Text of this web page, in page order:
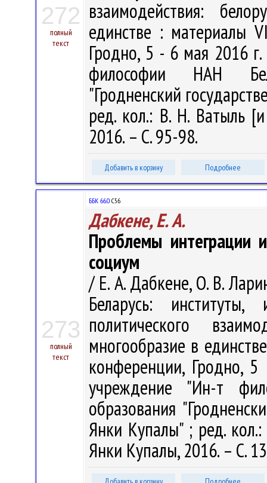
272
полный
текст
взаимодействия:
единстве : материалы
Гродно, 5 - 6 мая 2016
философии НАН
"Гродненский
ред. кол.: В. Н. Ватыль
2016. – С. 95-98.
Добавить в корзину Подробнее
273
полный
текст
ББК 66.0 С56
Дабкене, Е. А.
Проблемы интеграции
социум
/ Е. А. Дабкене, О. В.
Беларусь:
политического
многообразие в
конференции, Гродно,
учреждение "Ин-т
образования
Янки Купалы" ; ред.
Янки Купалы, 2016. – С.